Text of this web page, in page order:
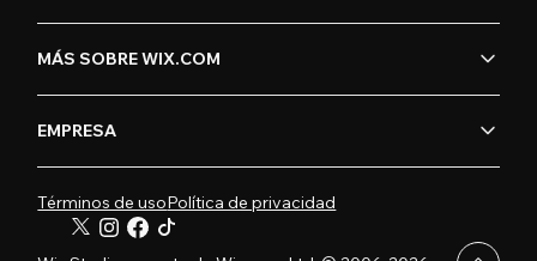
MÁS SOBRE WIX.COM
EMPRESA
Términos de usoPolítica de privacidad